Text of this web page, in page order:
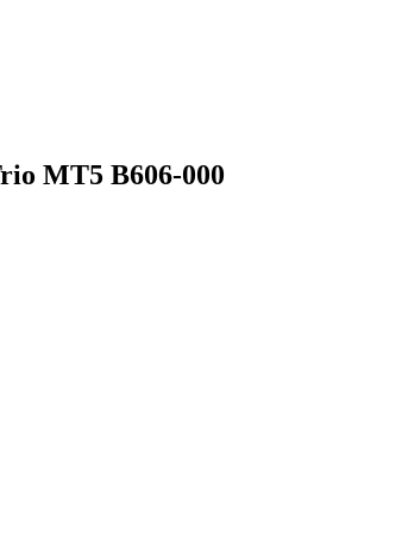
MT5 B606-000